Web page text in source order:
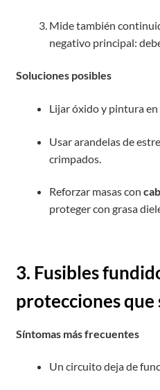
Mide también
negativo principal:
Soluciones posibles
Lijar óxido y pintura en
Usar arandelas de
crimpados.
Reforzar masas con
proteger con grasa
3. Fusibles
protecciones que
Síntomas más frecuentes
Un circuito deja de